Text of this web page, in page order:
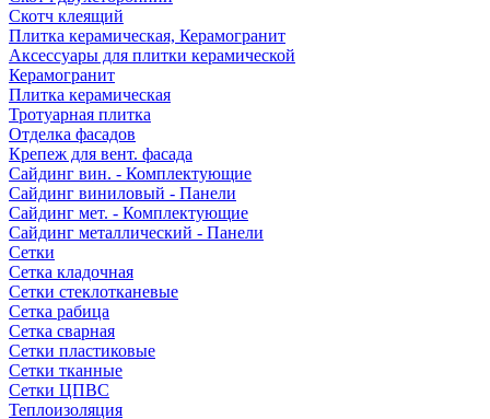
Скотч клеящий
Плитка керамическая, Керамогранит
Аксессуары для плитки керамической
Керамогранит
Плитка керамическая
Тротуарная плитка
Отделка фасадов
Крепеж для вент. фасада
Сайдинг вин. - Комплектующие
Сайдинг виниловый - Панели
Сайдинг мет. - Комплектующие
Сайдинг металлический - Панели
Сетки
Сетка кладочная
Сетки стеклотканевые
Сетка рабица
Сетка сварная
Сетки пластиковые
Сетки тканные
Сетки ЦПВС
Теплоизоляция